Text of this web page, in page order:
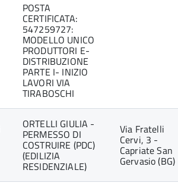
POSTA
CERTIFICATA:
547259727:
MODELLO UNICO
PRODUTTORI E-
DISTRIBUZIONE
PARTE I- INIZIO
LAVORI VIA
TIRABOSCHI
ORTELLI GIULIA -
PERMESSO DI
COSTRUIRE (PDC)
(EDILIZIA
RESIDENZIALE)
Via Fratelli
Cervi, 3 -
Capriate San
Gervasio (BG)